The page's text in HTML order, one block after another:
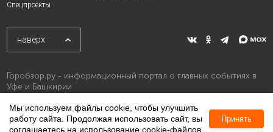
Спецпроекты
наверх
Горобзор.ру - информационный портал о главных событиях в
Уфе и Башкирии
Мы используем файлы cookie, чтобы улучшить
работу сайта. Продолжая использовать сайт, вы
соглашаетесь на использование cookie-файлов.
Принять